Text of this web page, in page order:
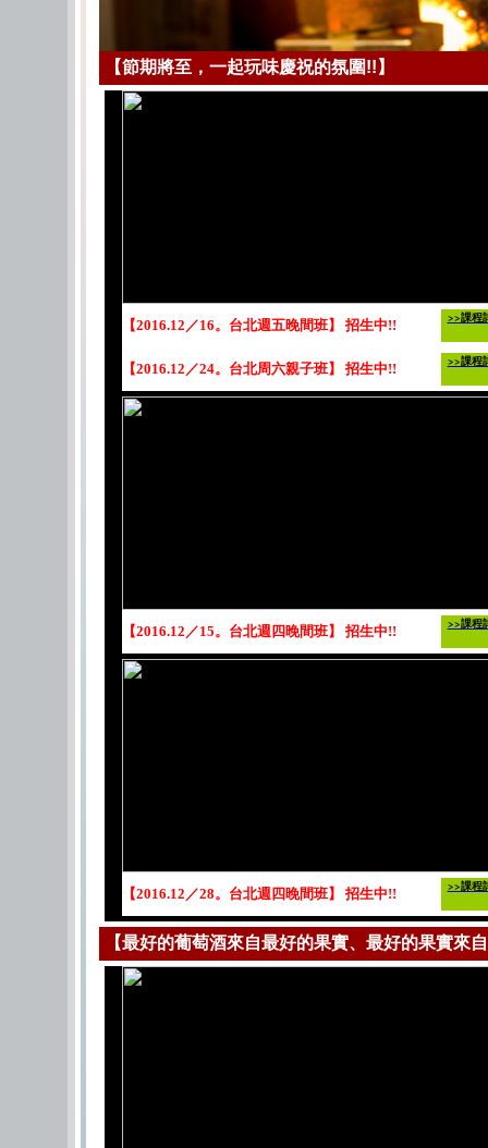
【節期將至，一起玩味慶祝的氛圍!!】
【2016.12／16。台北週五晚間班】 招生中!! >>課程
【2016.12／24。台北周六親子班】 招生中!! >>課程
【2016.12／15。台北週四晚間班】 招生中!! >>課程
【2016.12／28。台北週四晚間班】 招生中!! >>課程
【最好的葡萄酒來自最好的果實、最好的果實